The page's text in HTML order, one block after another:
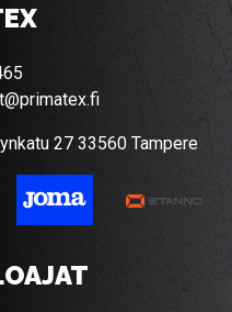
27 33560 Tampere